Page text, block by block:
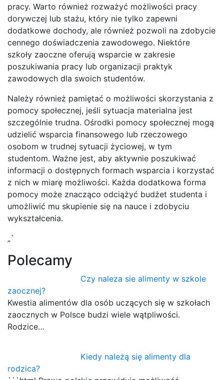
pracy. Warto również rozważyć możliwości pracy
dorywczej lub stażu, który nie tylko zapewni
dodatkowe dochody, ale również pozwoli na zdobycie
cennego doświadczenia zawodowego. Niektóre
szkoły zaoczne oferują wsparcie w zakresie
poszukiwania pracy lub organizacji praktyk
zawodowych dla swoich studentów.
Należy również pamiętać o możliwości skorzystania z
pomocy społecznej, jeśli sytuacja materialna jest
szczególnie trudna. Ośrodki pomocy społecznej mogą
udzielić wsparcia finansowego lub rzeczowego
osobom w trudnej sytuacji życiowej, w tym
studentom. Ważne jest, aby aktywnie poszukiwać
informacji o dostępnych formach wsparcia i korzystać
z nich w miarę możliwości. Każda dodatkowa forma
pomocy może znacząco odciążyć budżet studenta i
umożliwić mu skupienie się na nauce i zdobyciu
wykształcenia.
„`
Polecamy
Czy naleza sie alimenty w szkole
zaocznej?
Kwestia alimentów dla osób uczących się w szkołach
zaocznych w Polsce budzi wiele wątpliwości.
Rodzice…
Kiedy należą się alimenty dla
rodzica?